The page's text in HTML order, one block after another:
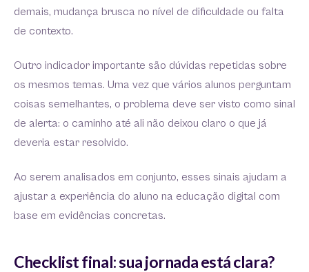
demais, mudança brusca no nível de dificuldade ou falta
de contexto.
Outro indicador importante são dúvidas repetidas sobre
os mesmos temas. Uma vez que vários alunos perguntam
coisas semelhantes, o problema deve ser visto como sinal
de alerta: o caminho até ali não deixou claro o que já
deveria estar resolvido.
Ao serem analisados em conjunto, esses sinais ajudam a
ajustar a experiência do aluno na educação digital com
base em evidências concretas.
Checklist final: sua jornada está clara?